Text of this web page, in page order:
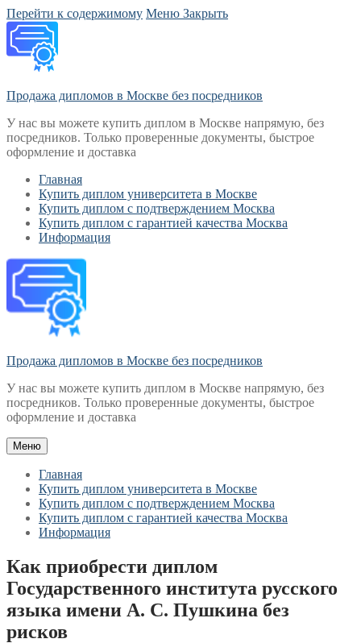
Перейти к содержимому Меню Закрыть
Продажа дипломов в Москве без посредников
У нас вы можете купить диплом в Москве напрямую, без
посредников. Только проверенные документы, быстрое
оформление и доставка
Главная
Купить диплом университета в Москве
Купить диплом с подтверждением Москва
Купить диплом с гарантией качества Москва
Информация
Продажа дипломов в Москве без посредников
У нас вы можете купить диплом в Москве напрямую, без
посредников. Только проверенные документы, быстрое
оформление и доставка
Меню
Главная
Купить диплом университета в Москве
Купить диплом с подтверждением Москва
Купить диплом с гарантией качества Москва
Информация
Как приобрести диплом
Государственного института русского
языка имени А. С. Пушкина без
рисков